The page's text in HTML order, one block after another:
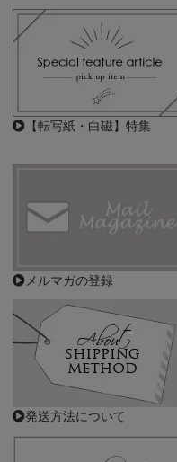
【転写紙・白磁】特集
メルマガの登録
発送方法について